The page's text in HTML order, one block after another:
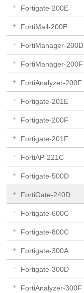
Fortigate-200E
FortiMail-200E
FortiManager-200D
FortiManager-200F
FortiAnalyzer-200F
Fortigate-201E
Fortigate-200F
Fortigate-201F
FortiAP-221C
Fortigate-500D
FortiGate-240D
Fortigate-600C
Fortigate-800C
Fortigate-300A
Fortigate-300D
FortiAnalyzer-300F